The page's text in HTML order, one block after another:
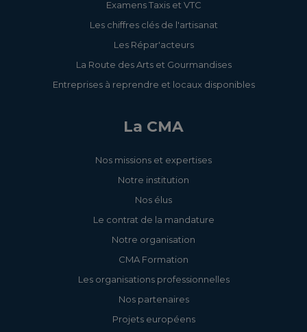
Examens Taxis et VTC
Les chiffres clés de l'artisanat
Les Répar'acteurs
La Route des Arts et Gourmandises
Entreprises à reprendre et locaux disponibles
La CMA
Nos missions et expertises
Notre institution
Nos élus
Le contrat de la mandature
Notre organisation
CMA Formation
Les organisations professionnelles
Nos partenaires
Projets européens